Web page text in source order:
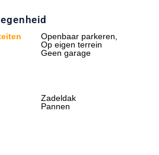
Openbaar parkeren,
Op eigen terrein
Geen garage
Zadeldak
Pannen